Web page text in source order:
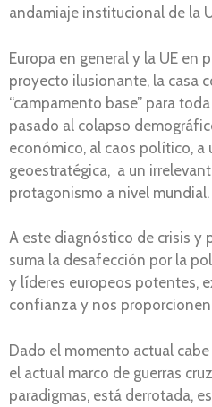
andamiaje institucional de la
Europa en general y la UE en
proyecto ilusionante, la casa
“campamento base” para
pasado al colapso
económico, al caos político,
geoestratégica, a un
protagonismo a nivel mundial.
A este diagnóstico de crisis y
suma la desafección por la
y líderes europeos potentes,
confianza y nos
Dado el momento actual
el actual marco de guerras
paradigmas, está derrotada,